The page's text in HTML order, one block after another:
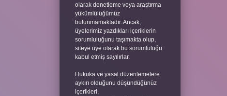
olarak denetleme veya araştırma
yükümlülüğümüz
bulunmamaktadır. Ancak,
üyelerimiz yazdıkları içeriklerin
sorumluluğunu taşımakta olup,
siteye üye olarak bu sorumluluğu
kabul etmiş sayılırlar.
Hukuka ve yasal düzenlemelere
aykırı olduğunu düşündüğünüz
içerikleri,